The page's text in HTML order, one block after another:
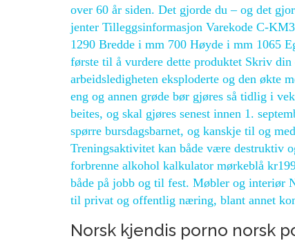
over 60 år siden. Det gjorde du – og det
jenter Tilleggsinformasjon Varekode C-
1290 Bredde i mm 700 Høyde i mm 1065
første til å vurdere dette produktet Skriv
arbeidsledigheten eksploderte og den økte
eng og annen grøde bør gjøres så tidlig i
beites, og skal gjøres senest innen 1.
spørre bursdagsbarnet, og kanskje til og
Treningsaktivitet kan både være destruktiv
forbrenne alkohol kalkulator mørkeblå
både på jobb og til fest. Møbler og interiør
til privat og offentlig næring, blant annet
Norsk kjendis porno norsk